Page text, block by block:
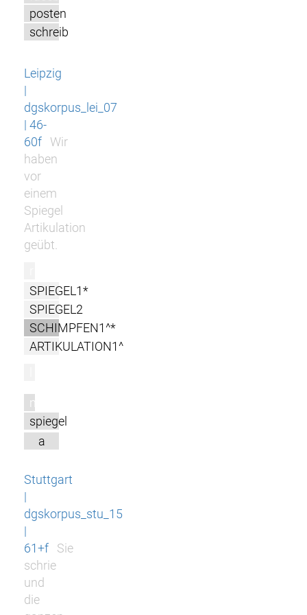
posten
schreib
Leipzig
|
dgskorpus_lei_07
| 46-
60f
Wir
haben
vor
einem
Spiegel
Artikulation
geübt.
SPIEGEL1*
SPIEGEL2
SCHIMPFEN1^*
ARTIKULATION1^
m
spiegel
a
Stuttgart
|
dgskorpus_stu_15
|
61+f
Sie
schrie
und
die